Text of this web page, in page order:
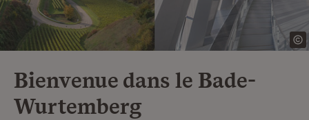
Bienvenue dans le Bade-
Wurtemberg